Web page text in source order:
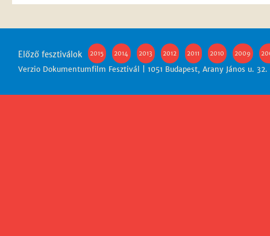
Előző fesztiválok 2015 2014 2013 2012 2011 2010 2009
Verzio Dokumentumfilm Fesztivál | 1051 Budapest, Arany János u.